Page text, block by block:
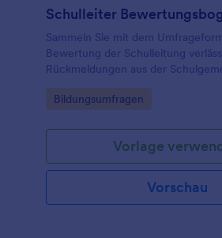
Schulleiter
Sammeln Sie mit dem
Bewertung der Schulleitung
Rückmeldungen aus der
bündeln Sie die daten sammlung in
Auswertung und
Go to Category:
Bildungsumfragen
Vorlage
Vorschau